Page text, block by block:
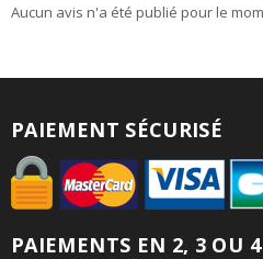
Aucun avis n'a été publié pour le
PAIEMENT SÉCURISÉ
PAIEMENTS EN 2, 3 OU